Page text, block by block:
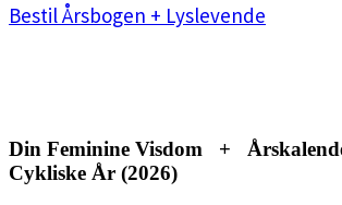
Bestil Årsbogen + Lyslevende
Din Feminine Visdom +
Cykliske År (2026)